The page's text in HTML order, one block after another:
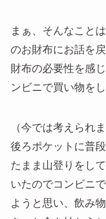
まぁ、そんなこと
のお財布にお話を
財布の必要性を感
ンビニで買い物を
（今では考えられ
後ろポケットに普
たまま山登りをし
いたのでコンビニ
ようと思い、飲み